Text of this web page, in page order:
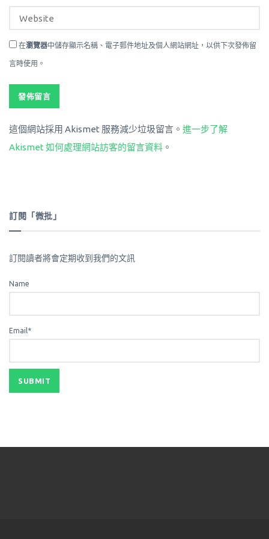
在瀏覽器中儲存顯示名稱、電子郵件地址及個人網站網址，以供下次發佈留
言時使用。
這個網站採用 Akismet 服務減少垃圾留言。 進一步了解
Akismet 如何處理網站訪客的留言資料 。
訂閱「微批」
訂閱讀者將會定期收到我們的文訊
Name
Email*